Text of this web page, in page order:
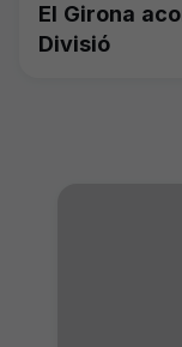
El Girona
Divisió